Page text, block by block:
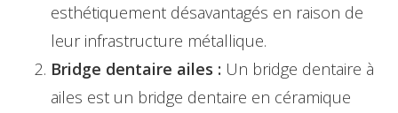
esthétiquement désavantagés en raison de
leur infrastructure métallique.
Bridge dentaire ailes : Un bridge dentaire à
ailes est un bridge dentaire en céramique